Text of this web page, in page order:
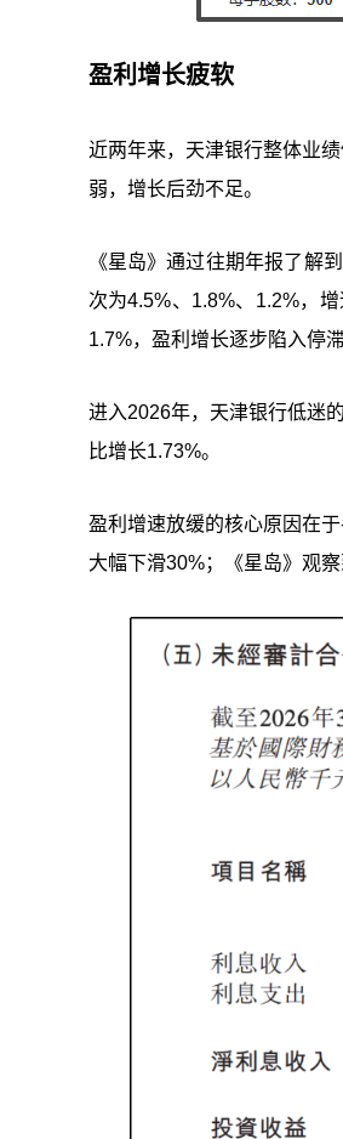
盈利增长疲软
近两年来，天津银行整体业
弱，增长后劲不足。
《星岛》通过往期年报了解
次为4.5%、1.8%、1.2%，
1.7%，盈利增长逐步陷入停滞
进入2026年，天津银行低迷
比增长1.73%。
盈利增速放缓的核心原因在
大幅下滑30%；《星岛》观